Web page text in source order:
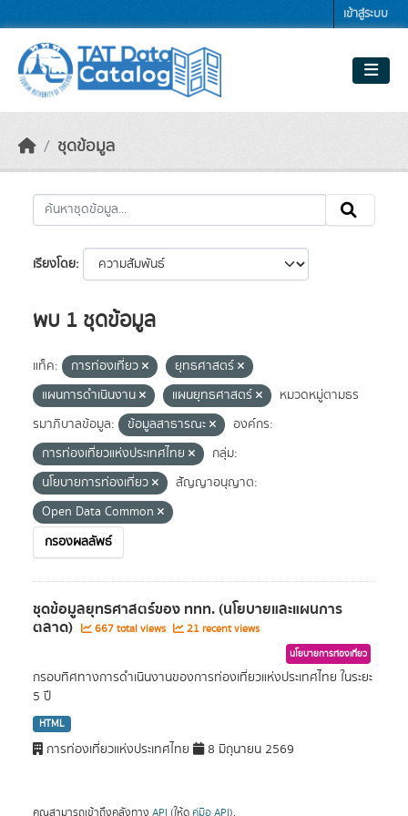
เข้าสู่ระบบ
ชุดข้อมูล
เรียงโดย
พบ 1 ชุดข้อมูล
แท็ค: การท่องเที่ยว
ยุทธศาสตร์
แผนการดำเนินงาน
แผนยุทธศาสตร์
หมวดหมู่ตามธร
รมาภิบาลข้อมูล:
ข้อมูลสาธารณะ
องค์กร:
การท่องเที่ยวแห่งประเทศไทย
กลุ่ม:
นโยบายการท่องเที่ยว
สัญญาอนุญาต:
Open Data Common
กรองผลลัพธ์
ชุดข้อมูลยุทธศาสตร์ของ ททท. (นโยบายและแผนการ
ตลาด) 667 total views 21 recent views
นโยบายการท่องเที่ยว
กรอบทิศทางการดำเนินงานของการท่องเที่ยวแห่งประเทศไทย ในระยะ
5 ปี
HTML
การท่องเที่ยวแห่งประเทศไทย 8 มิถุนายน 2569
คุณสามารถเข้าถึงคลังทาง API (ให้ดู คู่มือ API).